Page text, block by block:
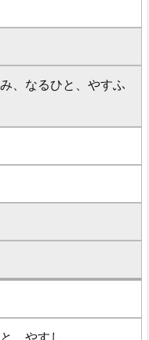
、なるひと、やすふ